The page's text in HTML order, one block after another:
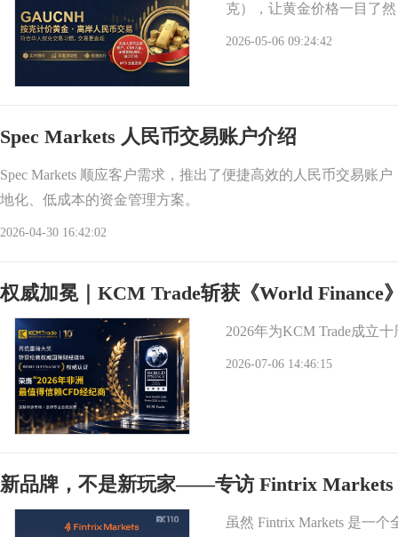
克），让黄金价格一目了
2026-05-06 09:24:42
Spec Markets 人民币交易账户介绍
Spec Markets 顺应客户需求，推出了便捷高效的人民币交易账
地化、低成本的资金管理方案。
2026-04-30 16:42:02
权威加冕｜KCM Trade斩获《World Finance
2026年为KCM Trade成立
2026-07-06 14:46:15
新品牌，不是新玩家——专访 Fintrix Markets
虽然 Fintrix Markets 是一